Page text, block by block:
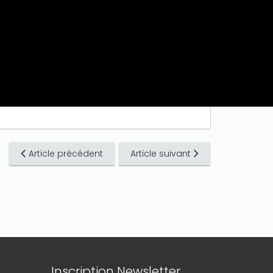
Article précédent Article suivant